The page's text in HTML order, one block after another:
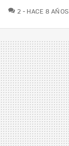
2 COMENTARIOS
HACE 8 AÑOS